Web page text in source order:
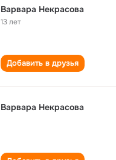
Варвара Некрасова
13 лет
Добавить в друзья
Варвара Некрасова